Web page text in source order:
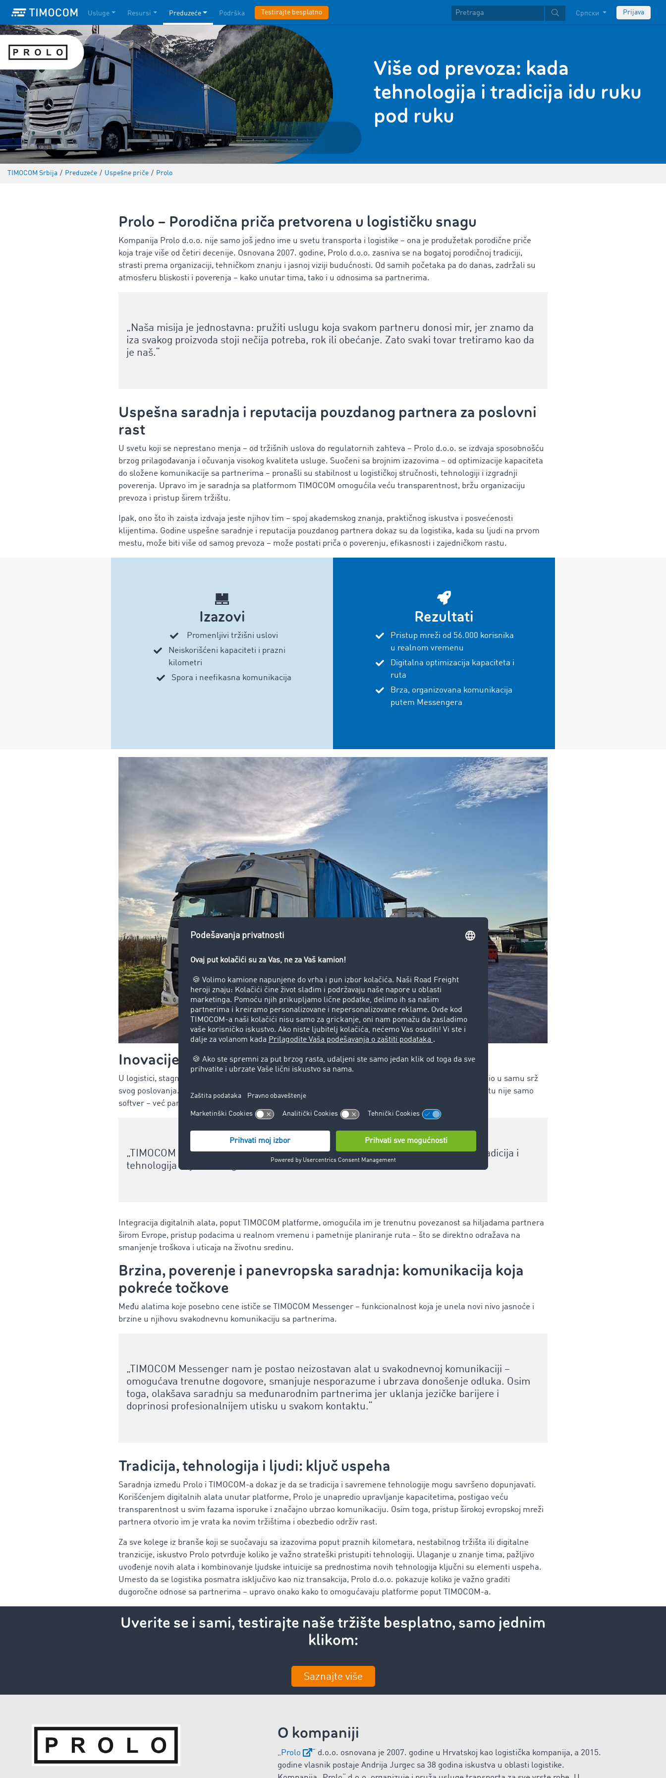
Usluge Resursi Preduzeće Podrška Testirajte besplatno Српски Prijava
Više od prevoza: kada
tehnologija i tradicija idu ruku
pod ruku
TIMOCOM Srbija / Preduzeće / Uspešne priče / Prolo
Prolo – Porodična priča pretvorena u logističku snagu
Kompanija Prolo d.o.o. nije samo još jedno ime u svetu transporta i logistike – ona je produžetak porodične priče
koja traje više od četiri decenije. Osnovana 2007. godine, Prolo d.o.o. zasniva se na bogatoj porodičnoj tradiciji,
strasti prema organizaciji, tehničkom znanju i jasnoj viziji budućnosti. Od samih početaka pa do danas, zadržali su
atmosferu bliskosti i poverenja – kako unutar tima, tako i u odnosima sa partnerima.
„Naša misija je jednostavna: pružiti uslugu koja svakom partneru donosi mir, jer znamo da
iza svakog proizvoda stoji nečija potreba, rok ili obećanje. Zato svaki tovar tretiramo kao da
je naš.“
Uspešna saradnja i reputacija pouzdanog partnera za poslovni
rast
U svetu koji se neprestano menja – od tržišnih uslova do regulatornih zahteva – Prolo d.o.o. se izdvaja sposobnošću
brzog prilagođavanja i očuvanja visokog kvaliteta usluge. Suočeni sa brojnim izazovima – od optimizacije kapaciteta
do složene komunikacije sa partnerima – pronašli su stabilnost u logističkoj stručnosti, tehnologiji i izgradnji
poverenja. Upravo im je saradnja sa platformom TIMOCOM omogućila veću transparentnost, bržu organizaciju
prevoza i pristup širem tržištu.
Ipak, ono što ih zaista izdvaja jeste njihov tim – spoj akademskog znanja, praktičnog iskustva i posvećenosti
klijentima. Godine uspešne saradnje i reputacija pouzdanog partnera dokaz su da logistika, kada su ljudi na prvom
mestu, može biti više od samog prevoza – može postati priča o poverenju, efikasnosti i zajedničkom rastu.
Izazovi
Promenljivi tržišni uslovi
Neiskorišćeni kapaciteti i prazni
kilometri
Spora i neefikasna komunikacija
Rezultati
Pristup mreži od 56.000 korisnika
u realnom vremenu
Digitalna optimizacija kapaciteta i
ruta
Brza, organizovana komunikacija
putem Messengera
Inovacije koje pomeraju granice: partnerstvo koje raste
U logistici, stagnacija znači zaostajanje. Prolo d.o.o. to vrlo dobro zna i upravo zato je inovacije ugradio u samu srž
svog poslovanja. Digitalizacija je, kako kažu, osnova efikasnosti i održivosti. TIMOCOM u tom kontekstu nije samo
softver – već partner u svakodnevnim operacijama.
„TIMOCOM za nas nije samo alat, već partner u razvoju kompanije – dokaz da tradicija i
tehnologija zajedno mogu stvarati vrednost.“
Integracija digitalnih alata, poput TIMOCOM platforme, omogućila im je trenutnu povezanost sa hiljadama partnera
širom Evrope, pristup podacima u realnom vremenu i pametnije planiranje ruta – što se direktno odražava na
smanjenje troškova i uticaja na životnu sredinu.
Brzina, poverenje i panevropska saradnja: komunikacija koja
pokreće točkove
Među alatima koje posebno cene ističe se TIMOCOM Messenger – funkcionalnost koja je unela novi nivo jasnoće i
brzine u njihovu svakodnevnu komunikaciju sa partnerima.
„TIMOCOM Messenger nam je postao neizostavan alat u svakodnevnoj komunikaciji –
omogućava trenutne dogovore, smanjuje nesporazume i ubrzava donošenje odluka. Osim
toga, olakšava saradnju sa međunarodnim partnerima jer uklanja jezičke barijere i
doprinosi profesionalnijem utisku u svakom kontaktu.“
Tradicija, tehnologija i ljudi: ključ uspeha
Saradnja između Prolo i TIMOCOM-a dokaz je da se tradicija i savremene tehnologije mogu savršeno dopunjavati.
Korišćenjem digitalnih alata unutar platforme, Prolo je unapredio upravljanje kapacitetima, postigao veću
transparentnost u svim fazama isporuke i značajno ubrzao komunikaciju. Osim toga, pristup širokoj evropskoj mreži
partnera otvorio im je vrata ka novim tržištima i obezbedio održiv rast.
Za sve kolege iz branše koji se suočavaju sa izazovima poput praznih kilometara, nestabilnog tržišta ili digitalne
tranzicije, iskustvo Prolo potvrđuje koliko je važno strateški pristupiti tehnologiji. Ulaganje u znanje tima, pažljivo
uvođenje novih alata i kombinovanje ljudske intuicije sa prednostima novih tehnologija ključni su elementi uspeha.
Umesto da se logistika posmatra isključivo kao niz transakcija, Prolo d.o.o. pokazuje koliko je važno graditi
dugoročne odnose sa partnerima – upravo onako kako to omogućavaju platforme poput TIMOCOM-a.
Uverite se i sami, testirajte naše tržište besplatno, samo jednim
klikom:
Saznajte više
O kompaniji
„ Prolo
“ d.o.o. osnovana je 2007. godine u Hrvatskoj kao logistička kompanija, a 2015.
godine vlasnik postaje Andrija Jurgec sa 38 godina iskustva u oblasti logistike.